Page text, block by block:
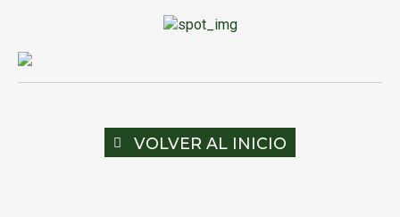
VOLVER AL INICIO